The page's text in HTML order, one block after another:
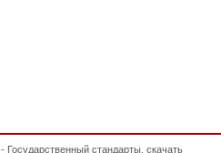
- Государственный стандарты. скачать